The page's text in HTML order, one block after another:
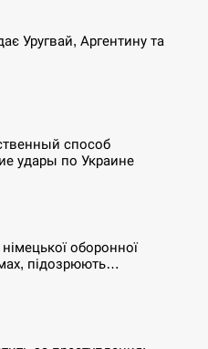
Уругвай, Аргентину та
способ
удары по Украине
оборонної
підозрюють…